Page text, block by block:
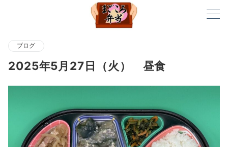
ブログ
2025年5月27日（火） 昼食